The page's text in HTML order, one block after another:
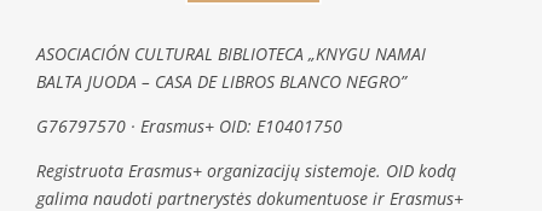
ASOCIACIÓN CULTURAL BIBLIOTECA „KNYGU NAMAI
BALTA JUODA – CASA DE LIBROS BLANCO NEGRO”
G76797570 · Erasmus+ OID: E10401750
Registruota Erasmus+ organizacijų sistemoje. OID kodą
galima naudoti partnerystės dokumentuose ir Erasmus+